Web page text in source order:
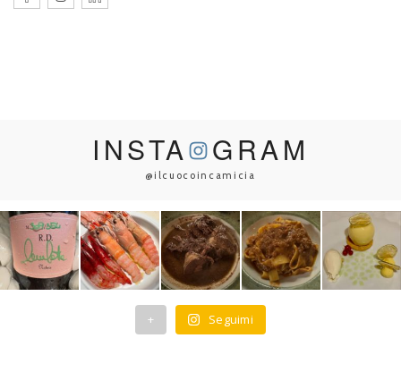
INSTA GRAM
@ilcuocoincamicia
+ Seguimi